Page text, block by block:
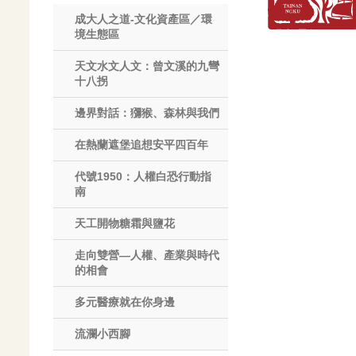
成大人之道-文化資產區／環
境生態區
天文水文人文：曾文溪的九彎
十八拐
邊界對話：獼猴、森林與我們
在熱蘭遮堡追想安平四百年
代號1950：人權白恐行動指
南
天工開物糖霜與鹽花
走向雙營—人權、產業與時代
的相會
多元醫療就在你身邊
流瀾小西腳